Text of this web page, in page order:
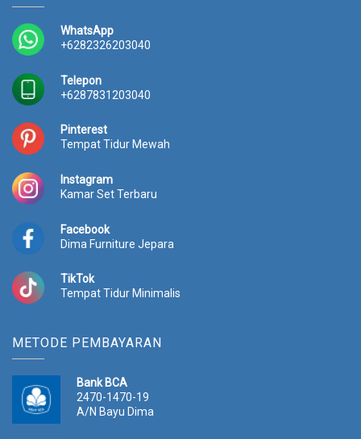
WhatsApp
+6282326203040
Telepon
+6287831203040
Pinterest
Tempat Tidur Mewah
Instagram
Kamar Set Terbaru
Facebook
Dima Furniture Jepara
TikTok
Tempat Tidur Minimalis
METODE PEMBAYARAN
Bank BCA
2470-1470-19
A/N Bayu Dima